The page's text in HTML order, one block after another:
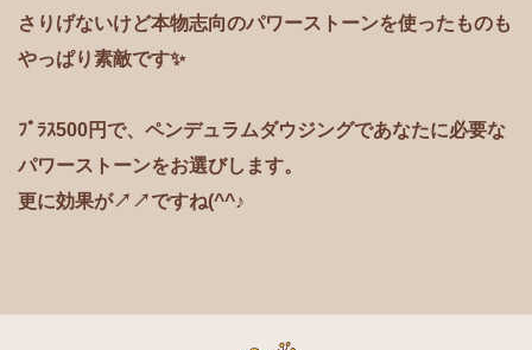
さりげないけど本物志向のパワーストーンを使ったものも
やっぱり素敵です✨
ﾌﾟﾗｽ500円で、ペンデュラムダウジングであなたに必要な
パワーストーンをお選びします。
更に効果が↗↗ですね(^^♪